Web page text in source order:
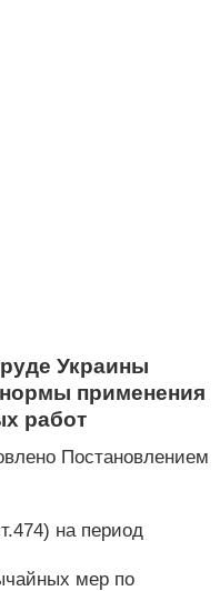
Украины
применения
работ
Постановлением
на период
мер по